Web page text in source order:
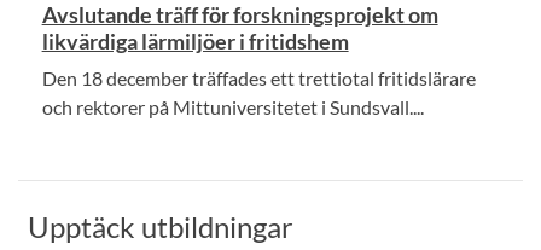
Avslutande träff för forskningsprojekt om
likvärdiga lärmiljöer i fritidshem
Den 18 december träffades ett trettiotal fritidslärare
och rektorer på Mittuniversitetet i Sundsvall....
Upptäck utbildningar